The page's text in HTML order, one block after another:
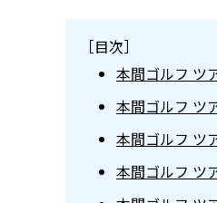
［目次］
本間ゴルフ ツ
本間ゴルフ ツ
本間ゴルフ ツ
本間ゴルフ ツ